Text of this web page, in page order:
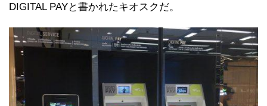
DIGITAL PAYと書かれたキオスクだ。